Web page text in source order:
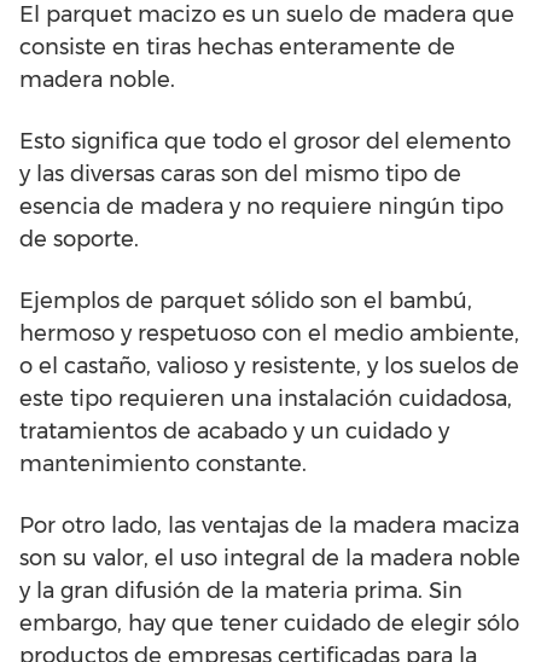
El parquet macizo es un suelo de madera que
consiste en tiras hechas enteramente de
madera noble.
Esto significa que todo el grosor del elemento
y las diversas caras son del mismo tipo de
esencia de madera y no requiere ningún tipo
de soporte.
Ejemplos de parquet sólido son el bambú,
hermoso y respetuoso con el medio ambiente,
o el castaño, valioso y resistente, y los suelos de
este tipo requieren una instalación cuidadosa,
tratamientos de acabado y un cuidado y
mantenimiento constante.
Por otro lado, las ventajas de la madera maciza
son su valor, el uso integral de la madera noble
y la gran difusión de la materia prima. Sin
embargo, hay que tener cuidado de elegir sólo
productos de empresas certificadas para la